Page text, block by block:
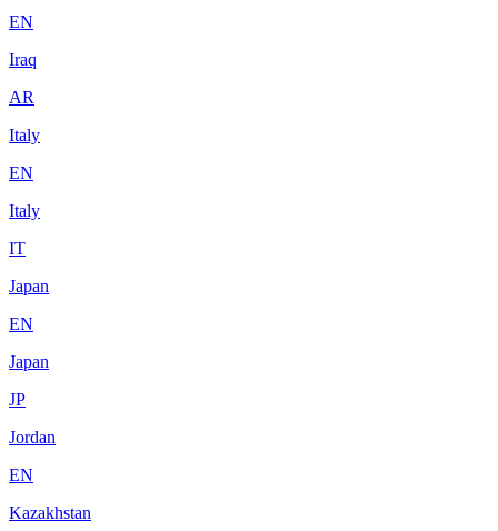
EN
Iraq
AR
Italy
EN
Italy
IT
Japan
EN
Japan
JP
Jordan
EN
Kazakhstan